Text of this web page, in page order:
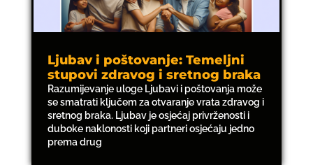
Ljubav i poštovanje: Temeljni
stupovi zdravog i sretnog braka
Razumijevanje uloge Ljubavi i poštovanja može
se smatrati ključem za otvaranje vrata zdravog i
sretnog braka. Ljubav je osjećaj privrženosti i
duboke naklonosti koji partneri osjećaju jedno
prema drug